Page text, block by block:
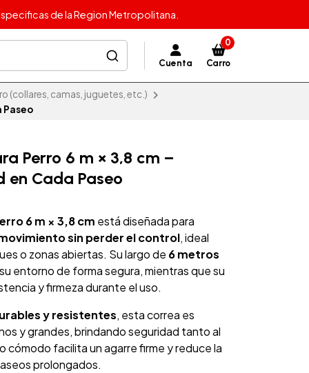
de la Region Metropolitana.
Cuenta
0
Carro
(collares, camas, juguetes, etc.)
Paseo
Perro 6 m × 3,8 cm –
en Cada Paseo
6 m × 3,8 cm está diseñada para
sin perder el control, ideal
o zonas abiertas. Su largo de 6 metros
entorno de forma segura, mientras que su
y firmeza durante el uso.
y resistentes, esta correa es
y grandes, brindando seguridad tanto al
cómodo facilita un agarre firme y reduce la
prolongados.